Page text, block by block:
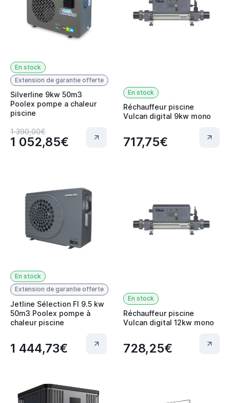
En stock
Extension de garantie offerte
Silverline 9kw 50m3
Poolex pompe a chaleur
piscine
1 390,00€
1 052,85€
En stock
Réchauffeur piscine
Vulcan digital 9kw mono
717,75€
En stock
Extension de garantie offerte
Jetline Sélection FI 9.5 kw
50m3 Poolex pompe à
chaleur piscine
1 444,73€
En stock
Réchauffeur piscine
Vulcan digital 12kw mono
728,25€